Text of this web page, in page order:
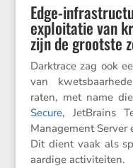
Edge-
exploitatie van
zijn de grootste
Darktrace zag ook
van
raten, met name
Secure, JetBrains
Manage­ment Server
Dit dient vaak als
aar­dige activiteiten.